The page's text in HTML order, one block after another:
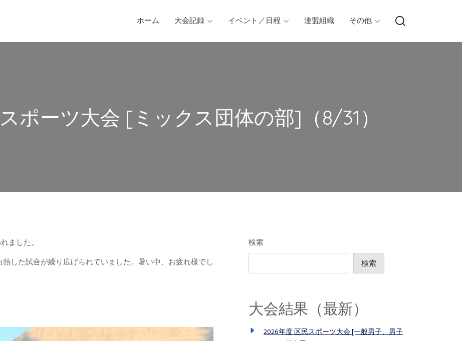
ホーム 大会記録 イベント／日程 連盟組織 その他
ポーツ大会 [ミックス団体の部]（8/31）
ました。
した試合が繰り広げられていました。暑い中、お疲れ様でし
検索
検索
大会結果（最新）
2026年度 区民スポーツ大会 [一般男子、男子